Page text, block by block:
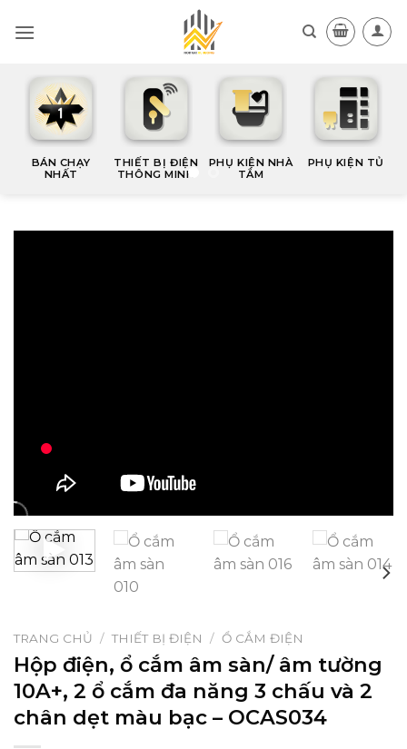
BÁN CHẠY
NHẤT
THIẾT BỊ ĐIỆN
THÔNG MINH
PHỤ KIỆN NHÀ
TẮM
PHỤ KIỆN TỦ
TRANG CHỦ / THIẾT BỊ ĐIỆN / Ổ CẮM ĐIỆN
Hộp điện, ổ cắm âm sàn/ âm tường
10A+, 2 ổ cắm đa năng 3 chấu và 2
chân dẹt màu bạc – OCAS034